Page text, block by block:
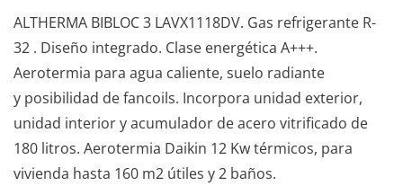
ALTHERMA BIBLOC 3 LAVX1118DV. Gas refrigerante R-
32 . Diseño integrado. Clase energética A+++.
Aerotermia para agua caliente, suelo radiante
y posibilidad de fancoils. Incorpora unidad exterior,
unidad interior y acumulador de acero vitrificado de
180 litros. Aerotermia Daikin 12 Kw térmicos, para
vivienda hasta 160 m2 útiles y 2 baños.